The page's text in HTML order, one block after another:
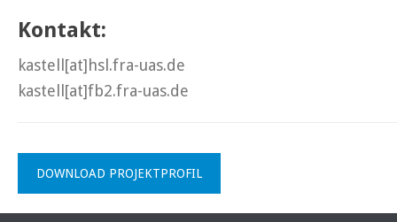
Kontakt:
kastell[at]hsl.fra-uas.de
kastell[at]fb2.fra-uas.de
DOWNLOAD PROJEKTPROFIL